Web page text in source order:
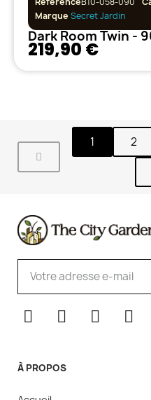
Marque Secret Jardin
Dark Room Twin -
219,90 €
1 2
À PROPOS